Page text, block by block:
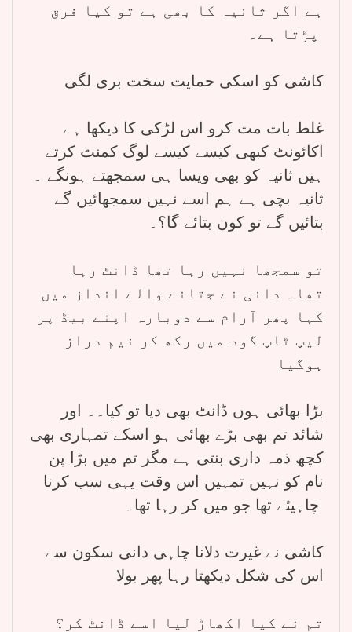
ہے اگر ثانیہ کا بھی ہے تو کیا فرق
کاشی کو اسکی حمایت سخت بری لگی
غلط بات مت کرو اس لڑکی کا دیکھا ہے
اکائونٹ کبھی کیسے کیسے لوگ کمنٹ کرتے
ہیں ثانیہ کو بھی ویسا ہی سمجھتے ہونگے ۔
ثانیہ بچی ہے ہم اسے نہیں سمجھائیں گے
بتائیں گے تو کون بتائے گا؟۔
تو سمجھا نہیں رہا تھا ڈانٹ رہا
تھا۔ دانی نے جتانے والے انداز میں
کہا پھر آرام سے دوبارہ اپنے بیڈ پر
لیپ ٹاپ گود میں رکھ کر نیم دراز
ہوگیا
بڑا بھائی ہوں ڈانٹ بھی دیا تو کیا۔۔ اور
شائد تم بھی بڑے بھائی ہو اسکے تمہاری بھی
کچھ ذمہ داری بنتی ہے مگر تم میں بڑا پن
نام کو نہیں تمہیں اس وقت یہی سب کرنا
کاشی نے غیرت دلانا چاہی دانی سکون سے
اس کی شکل دیکھتا رہا پھر بولا
تم نے کیا اکھاڑ لیا اسے ڈانٹ کر؟